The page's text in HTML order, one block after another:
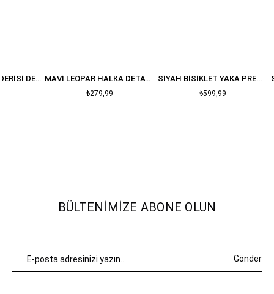
NEON SARI YILAN DERISI DESENLI T-SHIRT MAVI LEOPAR HALKA DETAY CROP
₺279,99
SIYAH BISIKLET YAKA PREMIUM OVERSIZE PAMUK T-SHIRT
₺599,99
BÜLTENIMIZE ABONE OLUN
Gönder